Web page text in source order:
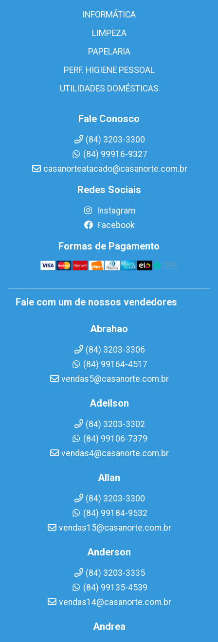
INFORMÁTICA
LIMPEZA
PAPELARIA
PERF. HIGIENE PESSOAL
UTILIDADES DOMÉSTICAS
Fale Conosco
(84) 3203-3300
(84) 99916-9327
casanorteatacado@casanorte.com.br
Redes Sociais
Instagram
Facebook
Formas de Pagamento
Fale com um de nossos vendedores
Abrahao
(84) 3203-3306
(84) 99164-4517
vendas5@casanorte.com.br
Adeilson
(84) 3203-3302
(84) 99106-7379
vendas4@casanorte.com.br
Allan
(84) 3203-3300
(84) 99184-9532
vendas15@casanorte.com.br
Anderson
(84) 3203-3335
(84) 99135-4539
vendas14@casanorte.com.br
Andrea